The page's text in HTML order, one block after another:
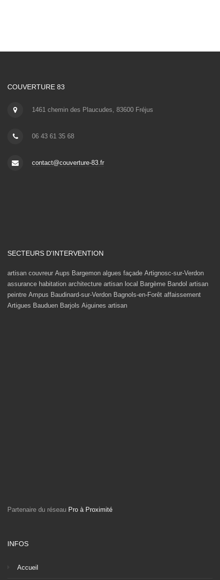
COUVERTURE 83
1461 chemin des Plaucudes, 83600 Fréjus
06 43 61 35 68
contact@couverture-83.fr
SECTEURS D'INTERVENTION
artisan couvreur Aups Bargemon algues façade Artignosc-sur-Verdon
assurance habitation architecture artisan local Bargème Bandol artisan
peintre Ampus Baudinard-sur-Verdon Bagnols-en-Forêt affaissement
Artigues Bauduen Barjols Aiguines artisan
Partenaire du réseau Pro à Proximité
INFOS
Accueil